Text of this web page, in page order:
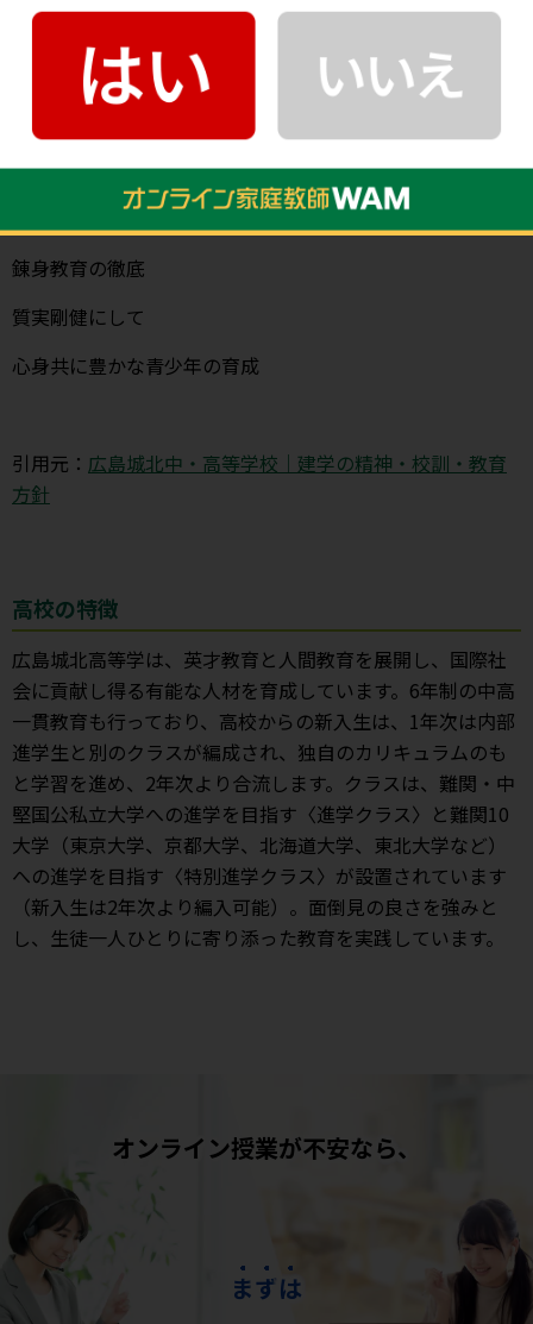
道徳教育の徹底
青少年の育成
錬身教育の徹底
質実剛健にして
心身共に豊かな青少年の育成
引用元： 広島城北中・高等学校｜建学の精神・校訓・教育
方針
高校の特徴
広島城北高等学は、英才教育と人間教育を展開し、国際社
会に貢献し得る有能な人材を育成しています。6年制の中高
一貫教育も行っており、高校からの新入生は、1年次は内部
進学生と別のクラスが編成され、独自のカリキュラムのも
と学習を進め、2年次より合流します。クラスは、難関・中
堅国公私立大学への進学を目指す〈進学クラス〉と難関10
大学（東京大学、京都大学、北海道大学、東北大学など）
への進学を目指す〈特別進学クラス〉が設置されています
（新入生は2年次より編入可能）。面倒見の良さを強みと
し、生徒一人ひとりに寄り添った教育を実践しています。
オンライン授業が不安なら、
まず は